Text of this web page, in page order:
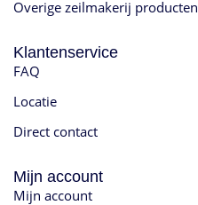
Overige zeilmakerij producten
Klantenservice
FAQ
Locatie
Direct contact
Mijn account
Mijn account